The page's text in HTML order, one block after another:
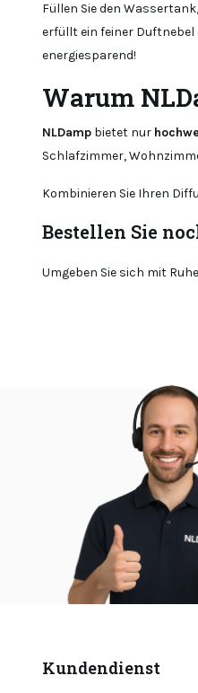
Füllen Sie den
erfüllt ein feiner Duftnebel
energiesparend!
Warum
NLDamp bietet nur
Schlafzimmer,
Kombinieren Sie Ihren
Bestellen Sie
Umgeben Sie sich mit
Kundendienst